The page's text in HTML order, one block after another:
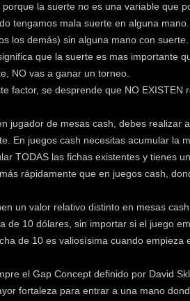
la suerte no es una variable que
tengamos mala suerte en alguna
los demás) sin alguna mano con suerte.
que la suerte es mas importante
NO vas a ganar un torneo.
factor, se desprende que NO
jugador de mesas cash, debes realizar
En juegos cash necesitas acumular la
TODAS las fichas existentes y tienes
rápidamente que en juegos cash,
un valor relativo distinto en mesas
de 10 dólares, sin importar si el juego
de 10 es valiosísima cuando
el Gap Concept definido por David
fortaleza para entrar a una mano